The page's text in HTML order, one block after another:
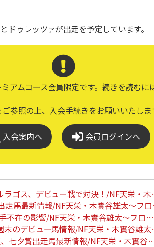
ドゥレッツァが出走を予定しています。
アムコース会員限定です。続きを読むに
参照の上、入会手続きをお願いいたしま
入会案内へ 会員ログインへ
ラゴス、デビュー戦で対決！/NF天栄・
走馬最新情報/NF天栄・木實谷雄太～フ
不在の影響/NF天栄・木實谷雄太～フロ…
末のデビュー馬情報/NF天栄・木實谷雄
七夕賞出走馬最新情報/NF天栄・木實谷…